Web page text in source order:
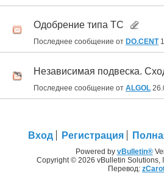
Одобрение типа ТС
Последнее сообщение от DO.CENT
Независимая подвеска.
Последнее сообщение от ALGOL
Вход Регистрация
Powered by vBulletin®
Copyright © 2026 vBulletin Solutions,
Перевод: